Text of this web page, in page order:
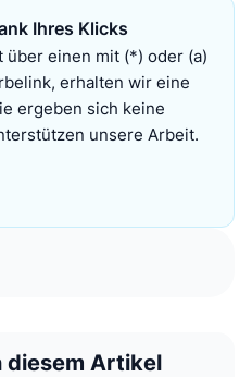
Ihres Klicks
über einen mit (*) oder (a)
erhalten wir eine
ergeben sich keine
unsere Arbeit.
diesem Artikel